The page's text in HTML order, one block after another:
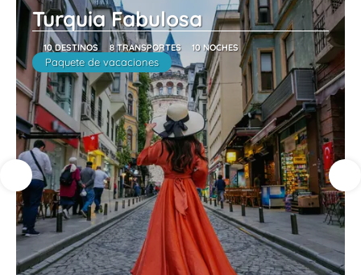
Turquia Fabulosa
10 DESTINOS 8 TRANSPORTES 10 NOCHES
Paquete de vacaciones